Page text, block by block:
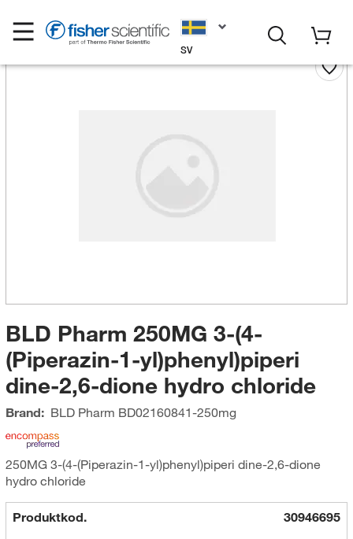
SV
BLD Pharm 250MG 3-(4-
(Piperazin-1-yl)phenyl)piperi
dine-2,6-dione hydro chloride
Brand: BLD Pharm BD02160841-250mg
250MG 3-(4-(Piperazin-1-yl)phenyl)piperi dine-2,6-dione
hydro chloride
Produktkod. 30946695